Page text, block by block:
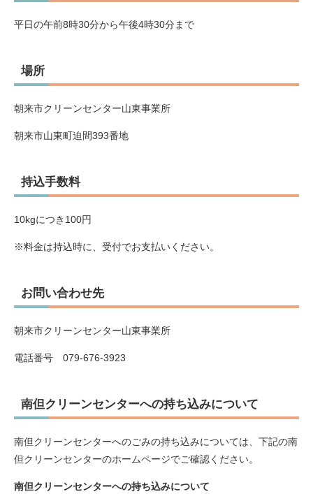
平日の午前8時30分から午後4時30分まで
場所
朝来市クリーンセンター山東事業所
朝来市山東町迫間393番地
持込手数料
10kgにつき100円
※料金は持込時に、受付でお支払いください。
お問い合わせ先
朝来市クリーンセンター山東事業所
電話番号 079-676-3923
南但クリーンセンターへの持ち込みについて
南但クリーンセンターへのごみの持ち込みについては、下記の南
但クリーンセンターのホームページでご確認ください。
南但クリーンセンターへの持ち込みについて